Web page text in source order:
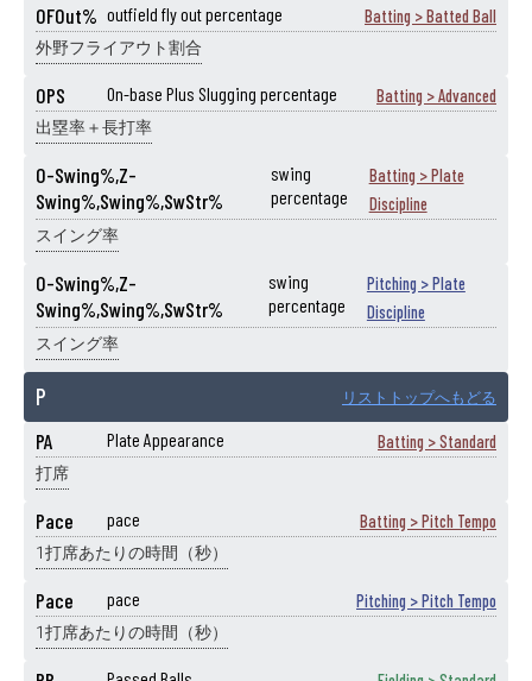
OFOut% outfield fly out percentage Batting > Batted Ball
外野フライアウト割合
OPS On-base Plus Slugging percentage Batting > Advanced
出塁率＋長打率
O-Swing%,Z-
Swing%,Swing%,SwStr%
swing
percentage
Batting > Plate
Discipline
スイング率
O-Swing%,Z-
Swing%,Swing%,SwStr%
swing
percentage
Pitching > Plate
Discipline
スイング率
P リストトップへもどる
PA Plate Appearance Batting > Standard
打席
Pace pace Batting > Pitch Tempo
1打席あたりの時間（秒）
Pace pace Pitching > Pitch Tempo
1打席あたりの時間（秒）